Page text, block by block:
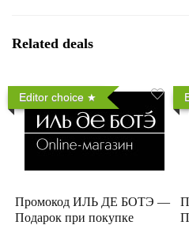
Related deals
Editor choice
Промокод ИЛЬ ДЕ БОТЭ —
Подарок при покупке